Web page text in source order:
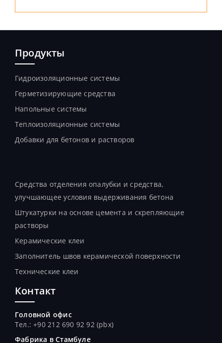
Продукты
Гидроизоляционные системы
Герметизирующие средства
Напольные системы
Теплоизоляционные системы
Добавки для бетонов и растворов
Средства отделения опалубки и средства,
улучшающее условия выдерживания бетона
Штукатурки на основе цемента и скрепляющие
растворы
Керамические клеи
Заполнитель швов керамической поверхности
Технические клеи
Контакт
Головной офис
Тел.: +90 212 690 92 92 (pbx)
Фабрика в Стамбуле